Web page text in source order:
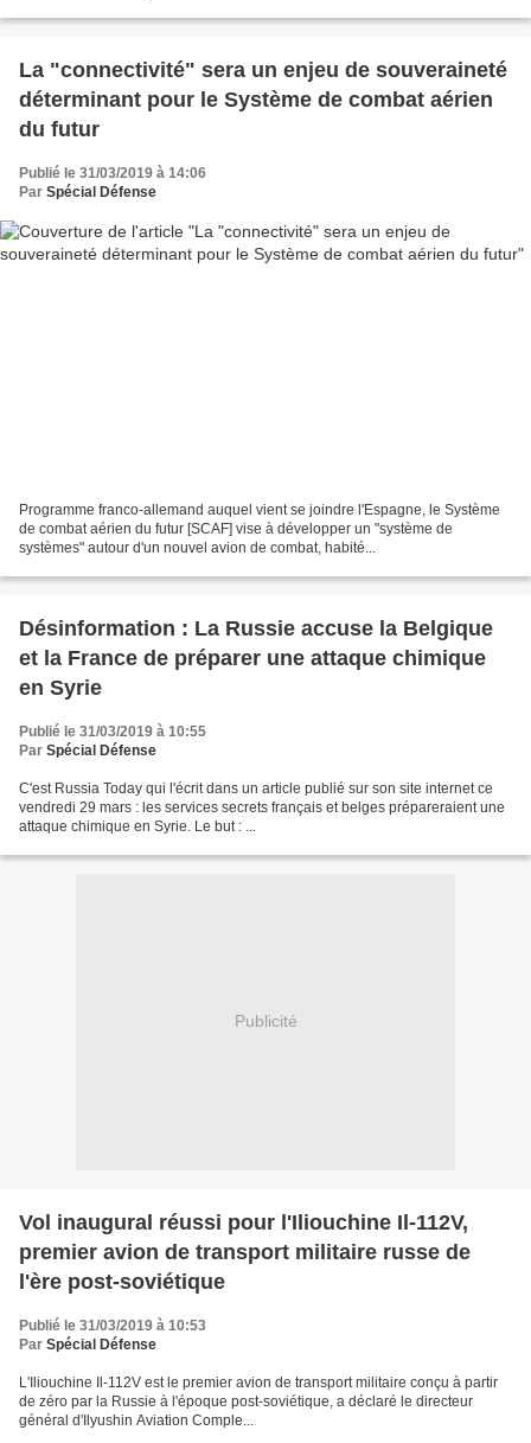
La "connectivité" sera un enjeu de souveraineté
déterminant pour le Système de combat aérien
du futur
Publié le 31/03/2019 à 14:06
Par Spécial Défense
Programme franco-allemand auquel vient se joindre l'Espagne, le Système
de combat aérien du futur [SCAF] vise à développer un "système de
systèmes" autour d'un nouvel avion de combat, habité...
Désinformation : La Russie accuse la Belgique
et la France de préparer une attaque chimique
en Syrie
Publié le 31/03/2019 à 10:55
Par Spécial Défense
C'est Russia Today qui l'écrit dans un article publié sur son site internet ce
vendredi 29 mars : les services secrets français et belges prépareraient une
attaque chimique en Syrie. Le but : ...
Publicité
Vol inaugural réussi pour l'Iliouchine Il-112V,
premier avion de transport militaire russe de
l'ère post-soviétique
Publié le 31/03/2019 à 10:53
Par Spécial Défense
L'Iliouchine Il-112V est le premier avion de transport militaire conçu à partir
de zéro par la Russie à l'époque post-soviétique, a déclaré le directeur
général d'Ilyushin Aviation Comple...